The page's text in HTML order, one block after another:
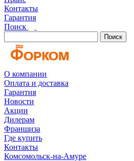
Контакты
Гарантия
Поиск
Поиск
О компании
Оплата и доставка
Гарантия
Новости
Акции
Дилерам
Франшиза
Где купить
Контакты
Комсомольск-на-Амуре